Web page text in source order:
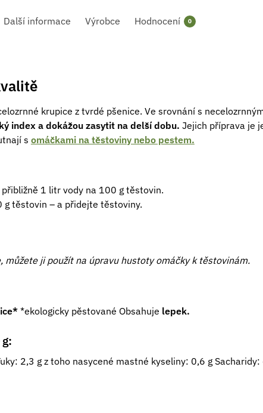
Další informace Výrobce Hodnocení 0
krupice z tvrdé pšenice. Ve srovnání s
index a dokážou zasytit na delší dobu. Jejich příprava je
s omáčkami na těstoviny nebo pestem.
1 litr vody na 100 g těstovin.
g těstovin – a přidejte těstoviny.
ji použít na úpravu hustoty omáčky k těstovinám.
*ekologicky pěstované Obsahuje lepek.
2,3 g z toho nasycené mastné kyseliny: 0,6 g Sacharidy: